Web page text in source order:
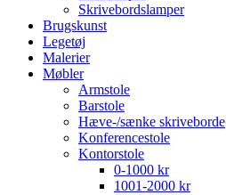
Skrivebordslamper
Brugskunst
Legetøj
Malerier
Møbler
Armstole
Barstole
Hæve-/sænke skriveborde
Konferencestole
Kontorstole
0-1000 kr
1001-2000 kr